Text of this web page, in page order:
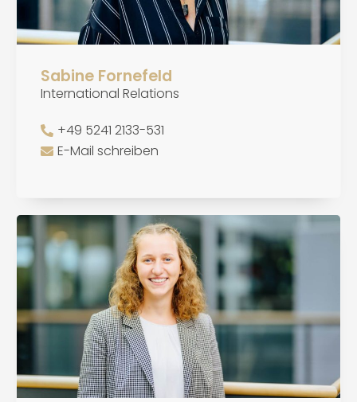
Sabine Fornefeld
International Relations
+49 5241 2133-531
E-Mail schreiben